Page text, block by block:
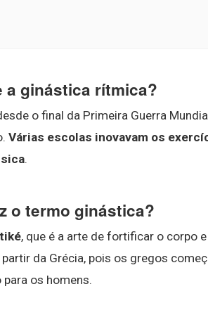
a ginástica rítmica?
o final da Primeira Guerra
Várias escolas inovavam os
.
o termo ginástica?
, que é a arte de fortificar o corpo
da Grécia, pois os gregos
os homens.